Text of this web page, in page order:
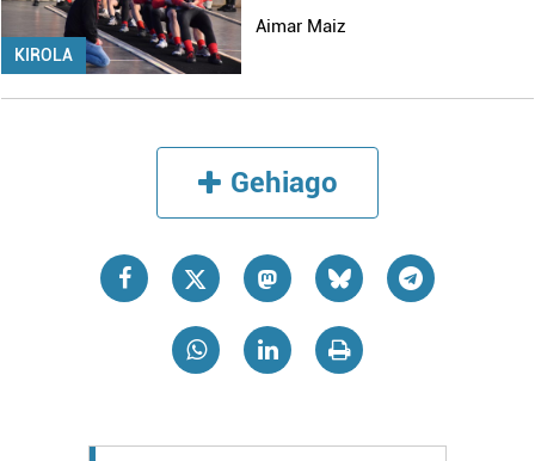
KIROLA
Aimar Maiz
Gehiago